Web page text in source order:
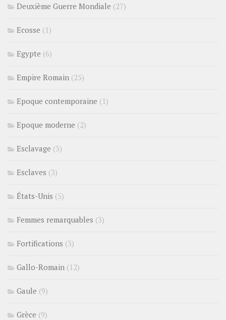
Deuxième Guerre Mondiale (27)
Ecosse (1)
Egypte (6)
Empire Romain (25)
Epoque contemporaine (1)
Epoque moderne (2)
Esclavage (3)
Esclaves (3)
États-Unis (5)
Femmes remarquables (3)
Fortifications (3)
Gallo-Romain (12)
Gaule (9)
Grèce (9)